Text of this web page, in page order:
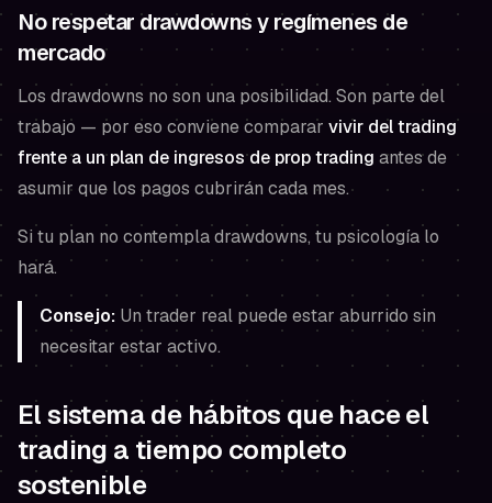
No respetar drawdowns y regímenes de
mercado
Los drawdowns no son una posibilidad. Son parte del
trabajo — por eso conviene comparar vivir del trading
frente a un plan de ingresos de prop trading antes de
asumir que los pagos cubrirán cada mes.
Si tu plan no contempla drawdowns, tu psicología lo
hará.
Consejo: Un trader real puede estar aburrido sin
necesitar estar activo.
El sistema de hábitos que hace el
trading a tiempo completo
sostenible